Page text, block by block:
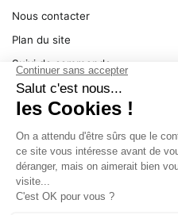
Nous contacter
Plan du site
Suivi de commande
Ma facture
Mentions légales
Conditions générales
SERVICE
Pièces détachées